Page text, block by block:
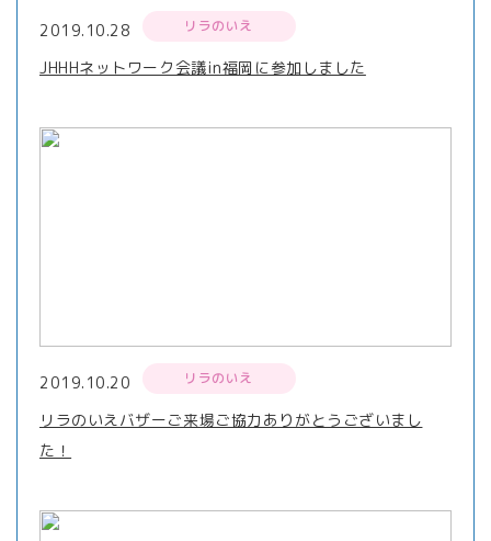
2019.10.28 リラのいえ
JHHHネットワーク会議in福岡に参加しました
2019.10.20 リラのいえ
リラのいえバザーご来場ご協力ありがとうございまし
た！